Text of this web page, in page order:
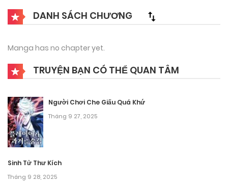
một rào cản bí ẩn và bước vào một thế giới ẩn giấu
DANH SÁCH CHƯƠNG
Manga has no chapter yet.
TRUYỆN BẠN CÓ THỂ QUAN TÂM
Người Chơi Che Giấu Quá Khứ
Tháng 9 27, 2025
Sinh Tử Thư Kích
Tháng 9 28, 2025